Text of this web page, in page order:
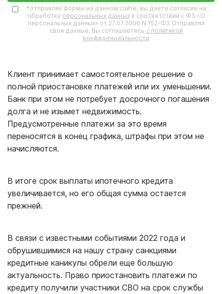
*отправляя формы на данном сайте, вы даете согласие на
обработку персональных данныхв соответствии с ФЗ «О
персональных данных» от 27.07.2006 N 152-ФЗ Отправляя
свои данные, Вы соглашаетесь с политикой
конфиденциальности
Клиент принимает самостоятельное решение о
полной приостановке платежей или их уменьшении.
Банк при этом не потребует досрочного погашения
долга и не изымет недвижимость.
Предусмотренные платежи за это время
переносятся в конец графика, штрафы при этом не
начисляются.
В итоге срок выплаты ипотечного кредита
увеличивается, но его общая сумма остается
прежней.
В связи с известными событиями 2022 года и
обрушившимися на нашу страну санкциями
кредитные каникулы обрели еще большую
актуальность. Право приостановить платежи по
кредиту получили участники СВО на срок службы